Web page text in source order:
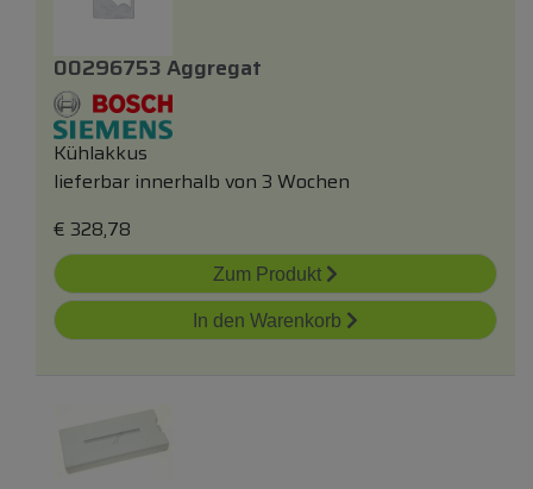
00296753 Aggregat
Kühlakkus
lieferbar innerhalb von 3 Wochen
€ 328,78
Zum Produkt
In den Warenkorb